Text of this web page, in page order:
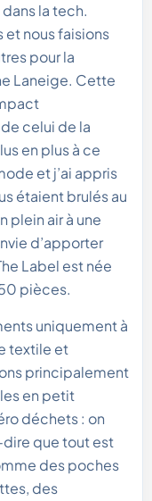
la tech.
et nous faisions
pour la
Laneige. Cette
celui de la
en plus à ce
et j’ai appris
étaient brulés au
plein air à une
d’apporter
Label est née
pièces.
uniquement à
textile et
principalement
en petit
déchets : on
que tout est
des poches
des